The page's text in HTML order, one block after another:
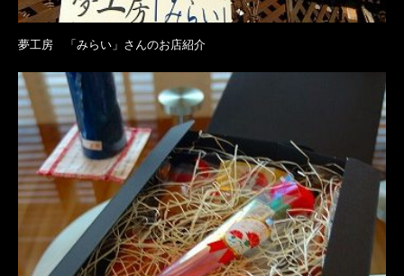
夢工房 「みらい」さんのお店紹介